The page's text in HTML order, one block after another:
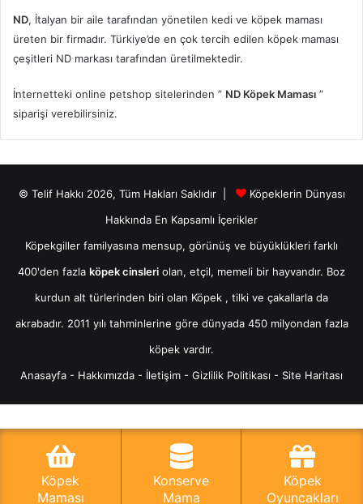
ND, İtalyan bir aile tarafından yönetilen kedi ve köpek maması
üreten bir firmadır. Türkiye’de en çok tercih edilen köpek maması
çeşitleri ND markası tarafından üretilmektedir.
İnternetteki online petshop sitelerinden ” ND Köpek Maması ”
siparişi verebilirsiniz.
© Telif Hakkı 2026, Tüm Hakları Saklıdır |
Köpeklerin Dünyası
Hakkında En Kapsamlı İçerikler
Köpekgiller familyasına mensup, görünüş ve büyüklükleri farklı
400'den fazla köpek cinsleri olan, etçil, memeli bir hayvandır. Boz
kurdun alt türlerinden biri olan Köpek , tilki ve çakallarla da
akrabadır. 2011 yılı tahminlerine göre dünyada 450 milyondan fazla
köpek vardır.
Anasayfa - Hakkımızda - İletişim - Gizlilik Politikası - Site Haritası
Köpek
Maması
Konserve
Mama
Köpek
Oyuncakları